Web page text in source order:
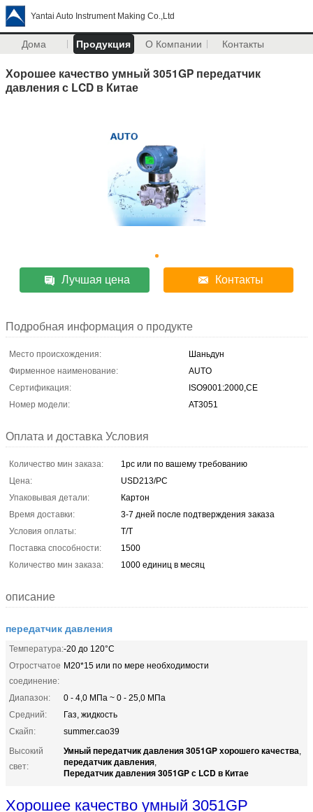
Yantai Auto Instrument Making Co.,Ltd
Дома Продукция О Компании Контакты
Хорошее качество умный 3051GP передатчик
давления с LCD в Китае
Лучшая цена Контакты
Подробная информация о продукте
Место происхождения:
Шаньдун
Фирменное наименование:
AUTO
Сертификация:
ISO9001:2000,CE
Номер модели:
AT3051
Оплата и доставка Условия
Количество мин заказа:
1pc или по вашему требованию
Цена:
USD213/PC
Упаковывая детали:
Картон
Время доставки:
3-7 дней после подтверждения заказа
Условия оплаты:
T/T
Поставка способности:
1500
Количество мин заказа:
1000 единиц в месяц
описание
передатчик давления
Температура:-20 до 120°С
Отростчатое
соединение:
M20*15 или по мере необходимости
Диапазон:
0 - 4,0 МПа ~ 0 - 25,0 МПа
Средний:
Газ, жидкость
Скайп:
summer.cao39
Высокий
свет:
Умный передатчик давления 3051GP хорошего качества,
передатчик давления,
Передатчик давления 3051GP с LCD в Китае
Хорошее качество умный 3051GP